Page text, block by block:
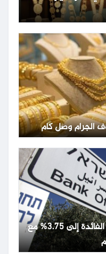
الجرام وصل كام
بنك إسرائيل يخفض أسعار الفائدة إلى 3.75% مع